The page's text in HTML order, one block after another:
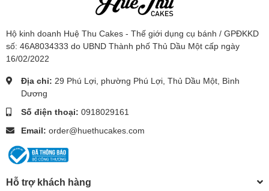
Hộ kinh doanh Huệ Thu Cakes - Thế giới dụng cụ bánh / GPĐKKD
số: 46A8034333 do UBND Thành phố Thủ Dầu Một cấp ngày
16/02/2022
Địa chỉ: 29 Phú Lợi, phường Phú Lợi, Thủ Dầu Một, Bình
Dương
Số điện thoại: 0918029161
Email: order@huethucakes.com
Hỗ trợ khách hàng